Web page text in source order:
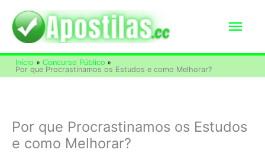
para
conteúdo
Início
Concurso Público
Por que Procrastinamos os Estudos e como Melhorar?
Por que Procrastinamos os Estudos
e como Melhorar?